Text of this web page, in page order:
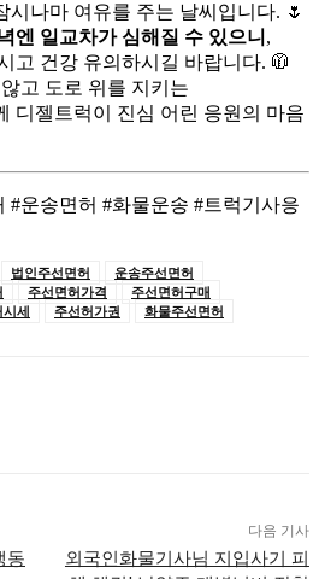
시나마 여유를 주는 날씨입니다. 🌷
엔 일교차가 심해질 수 있으니 ,
고 건강 유의하시길 바랍니다. 🧥
고 도로 위를 지키는
디젤트럭이 진심 어린 응원의 마음
#운송면허 #화물운송 #트럭기사응
법인주선면허
운송주선면허
주선면허가격
주선면허구매
세 주선허가권 화물주선면허
동
다음 기사
외국인화물기사님 지입사기 피